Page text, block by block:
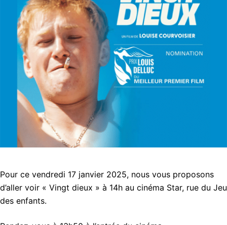
Pour ce vendredi 17 janvier 2025, nous vous proposons
d’aller voir « Vingt dieux » à 14h au cinéma Star, rue du Jeu
des enfants.